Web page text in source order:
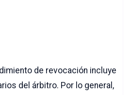
de revocación incluye
del árbitro. Por lo general,